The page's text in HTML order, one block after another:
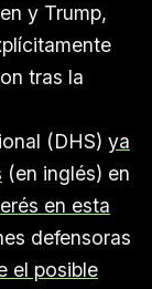
y Trump,
tras la
(DHS) ya
(en inglés) en
en esta
defensoras
el posible